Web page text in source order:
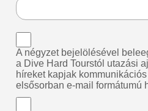
A négyzet bejelölésével
a Dive Hard Tourstól utazási
híreket kapjak
elsősorban e-mail formátumú